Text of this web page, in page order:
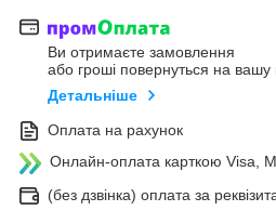
Ви отримаєте замовлення
або гроші повернуться на вашу
Детальніше
Оплата на рахунок
Онлайн-оплата карткою Visa,
(без дзвінка) оплата за